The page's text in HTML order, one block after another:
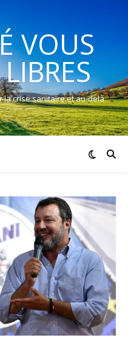
VOUS
crise sanitaire et au-delà